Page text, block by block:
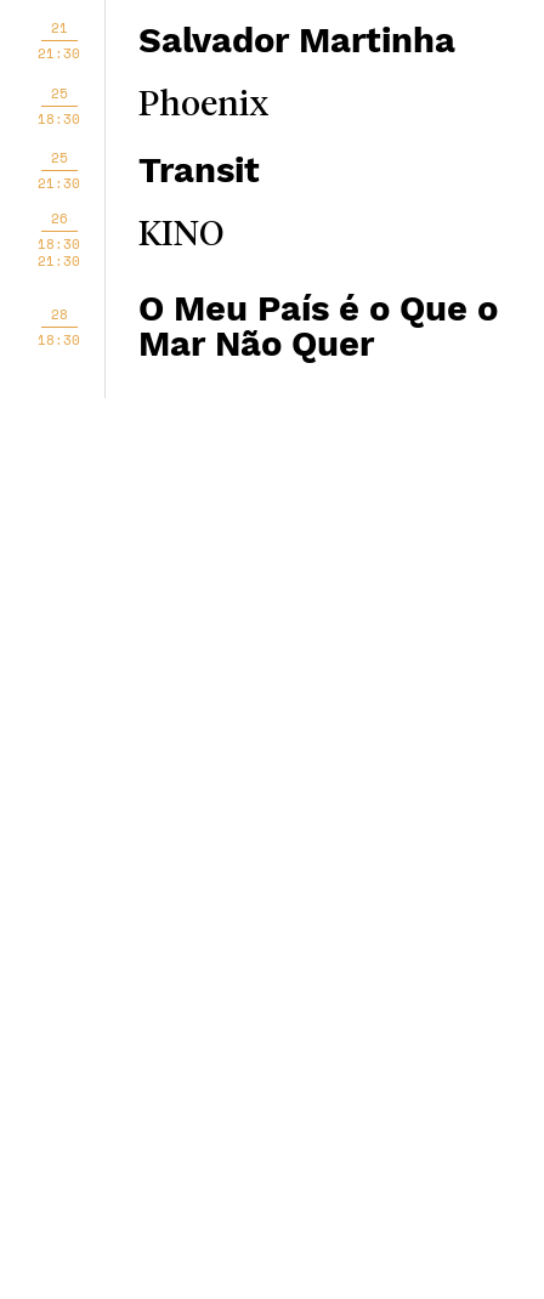
21
21:30
Salvador Martinha
25
18:30
Phoenix
25
21:30
Transit
26
18:30
21:30
KINO
28
18:30
O Meu País é o Que o
Mar Não Quer